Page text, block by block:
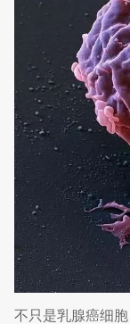
不只是乳腺癌细